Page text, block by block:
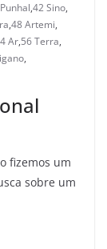
,42 Sino,
,48 Artemi,
Ar,56 Terra,
,
fizemos um
sobre um